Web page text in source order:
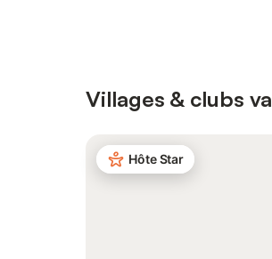
Villages & clubs
Hôte Star